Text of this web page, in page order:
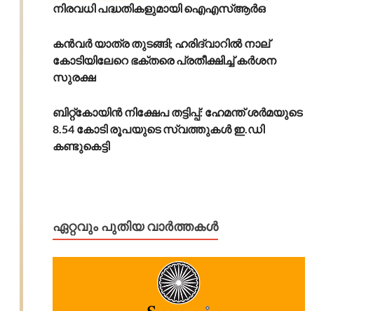
നിരവധി പദ്ധതികളുമായി ഐഎസ്ആർഒ
കൻവർ യാത്ര തുടങ്ങി; ഹരിദ്വാറിൽ നാല്
കോടിയിലേറെ ഭക്തരെ പ്രതീക്ഷിച്ച് കർശന
സുരക്ഷ
ബിറ്റ്കോയിൻ നിക്ഷേപ തട്ടിപ്പ്: ഹേമന്ത് ശർമയുടെ
8.54 കോടി രൂപയുടെ സ്വത്തുകൾ ഇ.ഡി
കണ്ടുകെട്ടി
ഏറ്റവും പുതിയ വാർത്തകൾ